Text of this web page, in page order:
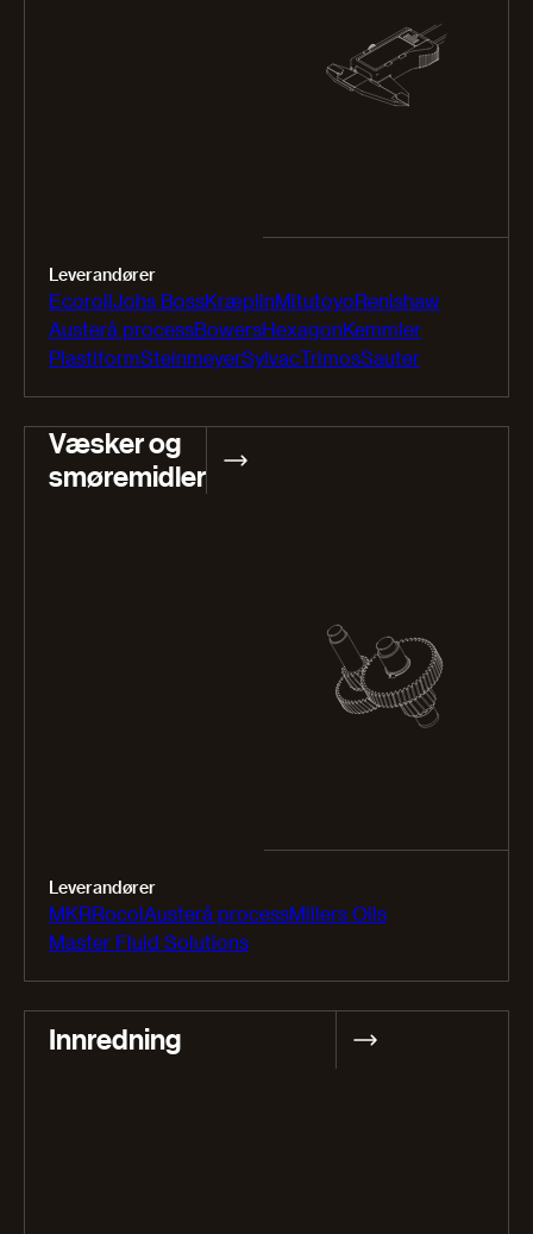
Leverandører
EcorollJohs BossKræplinMitutoyoRenishaw
Austerå processBowersHexagonKemmler
PlastiformSteinmeyerSylvacTrimosSauter
Væsker og
smøremidler
Leverandører
MKRRocolAusterå processMillers Oils
Master Fluid Solutions
Innredning